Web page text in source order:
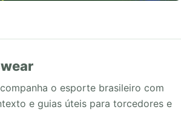
o esporte brasileiro com
e guias úteis para torcedores e